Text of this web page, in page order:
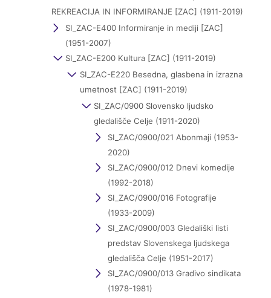
REKREACIJA IN INFORMIRANJE [ZAC] (1911-2019)
SI_ZAC-E400 Informiranje in mediji [ZAC]
(1951-2007)
SI_ZAC-E200 Kultura [ZAC] (1911-2019)
SI_ZAC-E220 Besedna, glasbena in izrazna
umetnost [ZAC] (1911-2019)
SI_ZAC/0900 Slovensko ljudsko
gledališče Celje (1911-2020)
SI_ZAC/0900/021 Abonmaji (1953-
2020)
SI_ZAC/0900/012 Dnevi komedije
(1992-2018)
SI_ZAC/0900/016 Fotografije
(1933-2009)
SI_ZAC/0900/003 Gledališki listi
predstav Slovenskega ljudskega
gledališča Celje (1951-2017)
SI_ZAC/0900/013 Gradivo sindikata
(1978-1981)